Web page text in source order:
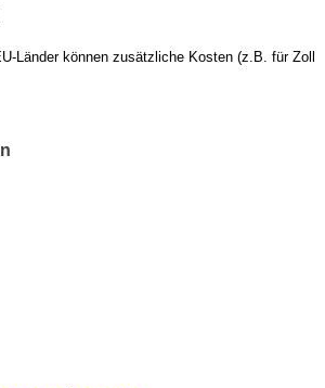
Länder können zusätzliche Kosten (z.B. für Zoll